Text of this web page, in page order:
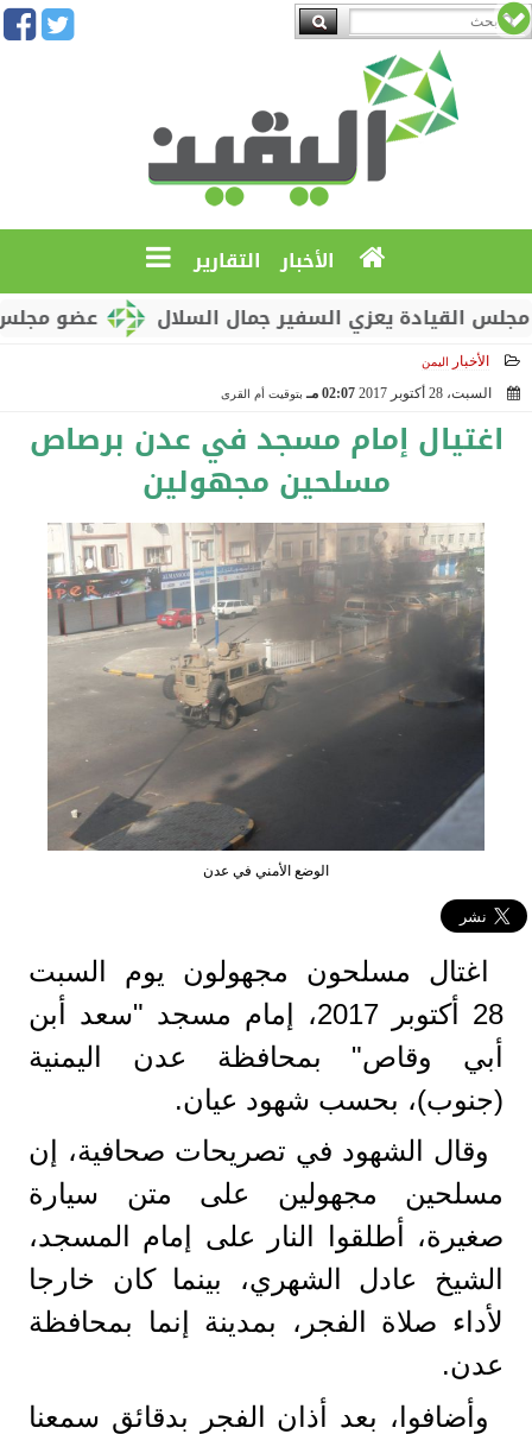
الأخبار التقارير
عضو مجلس
يعزي السفير جمال السلال
الأخبار اليمن
السبت، 28 أكتوبر 2017 02:07 مـ بتوقيت أم القرى
اغتيال إمام مسجد في عدن برصاص
مسلحين مجهولين
الوضع الأمني في عدن
اغتال مسلحون مجهولون يوم السبت
28 أكتوبر 2017، إمام مسجد "سعد أبن
أبي وقاص" بمحافظة عدن اليمنية
(جنوب)، بحسب شهود عيان.
وقال الشهود في تصريحات صحافية، إن
مسلحين مجهولين على متن سيارة
صغيرة، أطلقوا النار على إمام المسجد،
الشيخ عادل الشهري، بينما كان خارجا
لأداء صلاة الفجر، بمدينة إنما بمحافظة
عدن.
وأضافوا، بعد أذان الفجر بدقائق سمعنا